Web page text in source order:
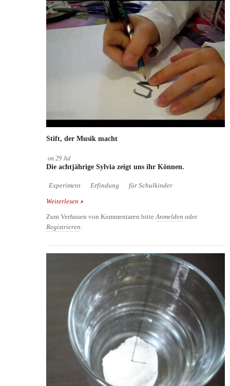
Stift, der Musik macht
on 29 Jul
Die achtjährige Sylvia zeigt uns ihr Können.
Experiment Erfindung für Schulkinder
Weiterlesen über Stift, der Musik macht
Zum Verfassen von Kommentaren bitteAnmelden oder
Registrieren.